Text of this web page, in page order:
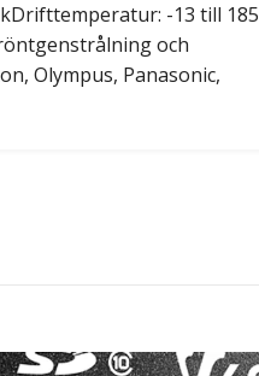
-13 till 185
och
Olympus, Panasonic,